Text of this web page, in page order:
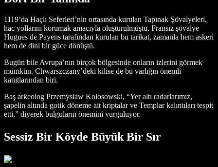
1119’da Haçlı Seferleri’nin ortasında kurulan Tapınak Şövalyeleri,
hac yollarını korumak amacıyla oluşturulmuştu. Fransız şövalye
Hugues de Payens tarafından kurulan bu tarikat, zamanla hem askeri
hem de dini bir güce dönüştü.
Bugün bile Avrupa’nın birçok bölgesinde onların izlerini görmek
mümkün. Chwarszczany’deki kilise de bu varlığın önemli
kanıtlarından biri.
Baş arkeolog Przemyslaw Kolosowski, “Yer altı radarlarımız,
şapelin altında gotik döneme ait kriptalar ve Templar kalıntıları tespit
etti,” diyerek bulguların önemini vurguluyor.
Sessiz Bir Köyde Büyük Bir Sır